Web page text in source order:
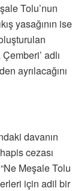
Tolu’nun
yasağının ise
adlı
ayrılacağını
davanın
cezası
Meşale Tolu
için adil bir